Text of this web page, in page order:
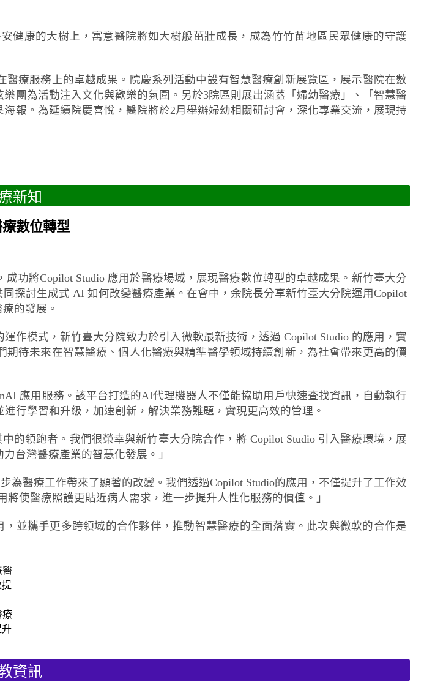
健康的大樹上，寓意醫院將如大樹般茁壯成長，成為竹竹苗地區民眾健康的守護
療服務上的卓越成果。院慶系列活動中設有智慧醫療創新展覽區，展示醫院在數
團為活動注入文化與歡樂的氛圍。另於3院區則展出涵蓋「婦幼醫療」、「智慧醫
報。為延續院慶喜悅，醫院將於2月舉辦婦幼相關研討會，深化專業交流，展現持
新知
數位轉型
功將Copilot Studio 應用於醫療場域，展現醫療數位轉型的卓越成果。新竹臺大分
探討生成式 AI 如何改變醫療產業。在會中，余院長分享新竹臺大分院運用Copilot
的發展。
作模式，新竹臺大分院致力於引入微軟最新技術，透過 Copilot Studio 的應用，實
待未來在智慧醫療、個人化醫療與精準醫學領域持續創新，為社會帶來更高的價
應用服務。該平台打造的AI代理機器人不僅能協助用戶快速查找資訊，自動執行
行學習和升級，加速創新，解決業務難題，實現更高效的管理。
領跑者。我們很榮幸與新竹臺大分院合作，將 Copilot Studio 引入醫療環境，展
台灣醫療產業的智慧化發展。」
醫療工作帶來了顯著的改變。我們透過Copilot Studio的應用，不僅提升了工作效
使醫療照護更貼近病人需求，進一步提升人性化服務的價值。」
並攜手更多跨領域的合作夥伴，推動智慧醫療的全面落實。此次與微軟的合作是
療
升
資訊